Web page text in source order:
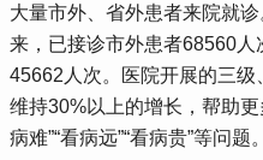
大量市外、省外患者来院就
来，已接诊市外患者68560
45662人次。医院开展的三
维持30%以上的增长，帮助
病难”“看病远”“看病贵”等问题